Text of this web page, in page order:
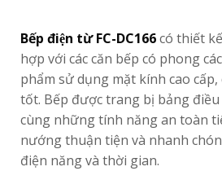
Bếp điện từ FC-DC166có thiết
hợp với các căn bếp có phong
phẩm sử dụng mặt kính cao
tốt. Bếp được trang bị bảng
cùng những tính năng an toàn
nướng thuận tiện và nhanh
điện năng và thời gian.